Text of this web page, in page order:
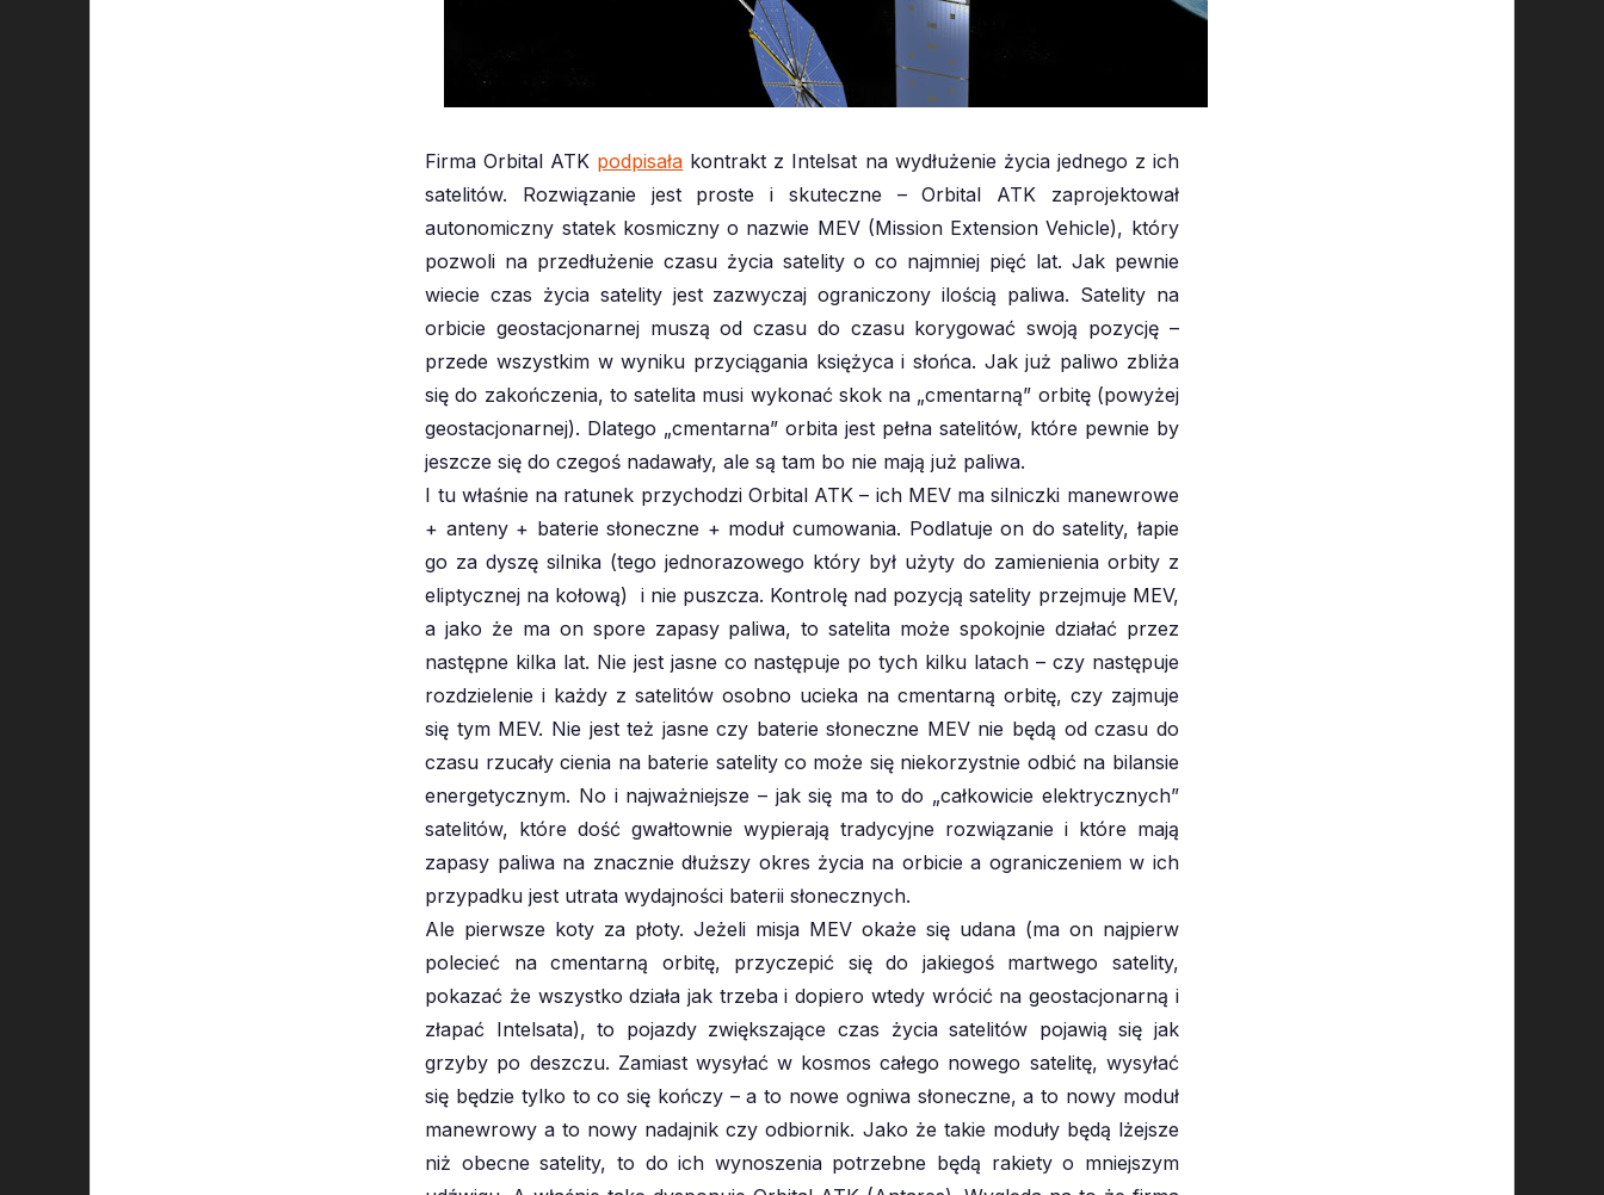
Firma Orbital ATK podpisała kontrakt z Intelsat na wydłużenie życia jednego z ich
satelitów. Rozwiązanie jest proste i skuteczne – Orbital ATK zaprojektował
autonomiczny statek kosmiczny o nazwie MEV (Mission Extension Vehicle), który
pozwoli na przedłużenie czasu życia satelity o co najmniej pięć lat. Jak pewnie
wiecie czas życia satelity jest zazwyczaj ograniczony ilością paliwa. Satelity na
orbicie geostacjonarnej muszą od czasu do czasu korygować swoją pozycję –
przede wszystkim w wyniku przyciągania księżyca i słońca. Jak już paliwo zbliża
się do zakończenia, to satelita musi wykonać skok na „cmentarną” orbitę (powyżej
geostacjonarnej). Dlatego „cmentarna” orbita jest pełna satelitów, które pewnie by
jeszcze się do czegoś nadawały, ale są tam bo nie mają już paliwa.
I tu właśnie na ratunek przychodzi Orbital ATK – ich MEV ma silniczki manewrowe
+ anteny + baterie słoneczne + moduł cumowania. Podlatuje on do satelity, łapie
go za dyszę silnika (tego jednorazowego który był użyty do zamienienia orbity z
eliptycznej na kołową) i nie puszcza. Kontrolę nad pozycją satelity przejmuje MEV,
a jako że ma on spore zapasy paliwa, to satelita może spokojnie działać przez
następne kilka lat. Nie jest jasne co następuje po tych kilku latach – czy następuje
rozdzielenie i każdy z satelitów osobno ucieka na cmentarną orbitę, czy zajmuje
się tym MEV. Nie jest też jasne czy baterie słoneczne MEV nie będą od czasu do
czasu rzucały cienia na baterie satelity co może się niekorzystnie odbić na bilansie
energetycznym. No i najważniejsze – jak się ma to do „całkowicie elektrycznych”
satelitów, które dość gwałtownie wypierają tradycyjne rozwiązanie i które mają
zapasy paliwa na znacznie dłuższy okres życia na orbicie a ograniczeniem w ich
przypadku jest utrata wydajności baterii słonecznych.
Ale pierwsze koty za płoty. Jeżeli misja MEV okaże się udana (ma on najpierw
polecieć na cmentarną orbitę, przyczepić się do jakiegoś martwego satelity,
pokazać że wszystko działa jak trzeba i dopiero wtedy wrócić na geostacjonarną i
złapać Intelsata), to pojazdy zwiększające czas życia satelitów pojawią się jak
grzyby po deszczu. Zamiast wysyłać w kosmos całego nowego satelitę, wysyłać
się będzie tylko to co się kończy – a to nowe ogniwa słoneczne, a to nowy moduł
manewrowy a to nowy nadajnik czy odbiornik. Jako że takie moduły będą lżejsze
niż obecne satelity, to do ich wynoszenia potrzebne będą rakiety o mniejszym